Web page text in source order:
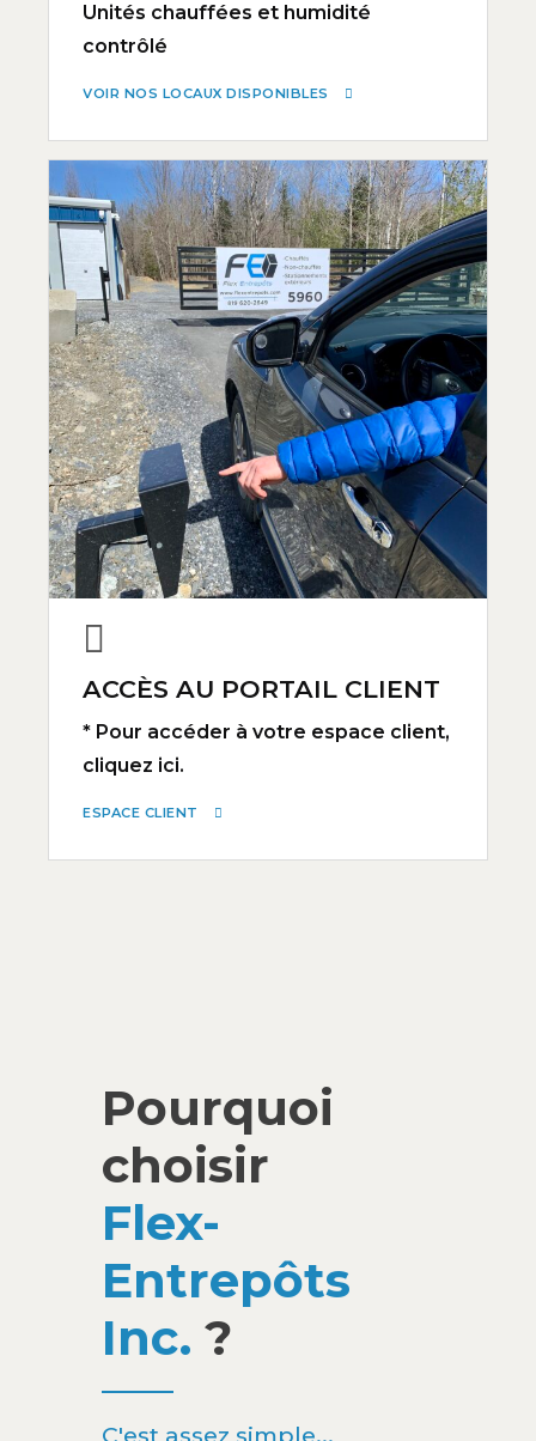
Unités chauffées et humidité
contrôlé
VOIR NOS LOCAUX DISPONIBLES
ACCÈS AU PORTAIL CLIENT
* Pour accéder à votre espace client,
cliquez ici.
ESPACE CLIENT
Pourquoi
choisir
Flex-
Entrepôts
Inc. ?
C'est assez simple...